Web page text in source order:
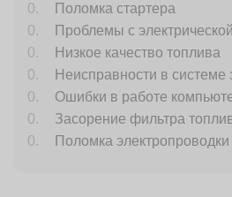
Поломка стартера
Проблемы с
Низкое качество топлива
Неисправности в системе
Ошибки в работе
Засорение фильтра
Поломка электропроводки